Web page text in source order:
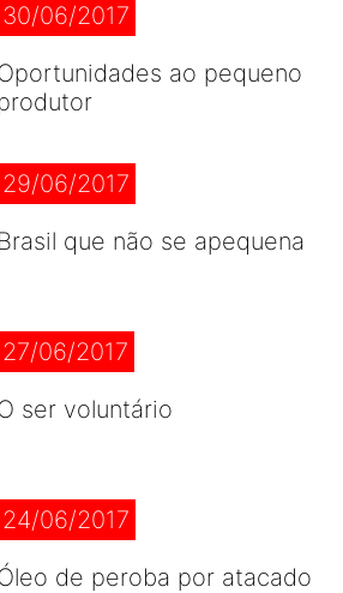
30/06/2017
ao pequeno
29/06/2017
Brasil que não se apequena
27/06/2017
ser voluntário
24/06/2017
de peroba por atacado